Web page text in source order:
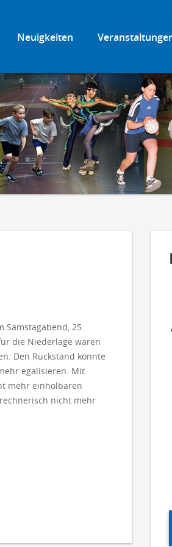
Neuigkeiten
Samstagabend, 25.
die Niederlage waren
Den Rückstand konnte
egalisieren. Mit
mehr einholbaren
nicht mehr